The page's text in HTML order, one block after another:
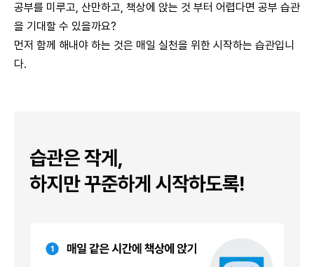
공부를 미루고, 산만하고, 책상에 앉는 것 부터 어렵다면 공부 습관
을 기대할 수 있을까요?
먼저 함께 해내야 하는 것은 매일 실천을 위한 시작하는 습관입니
다.